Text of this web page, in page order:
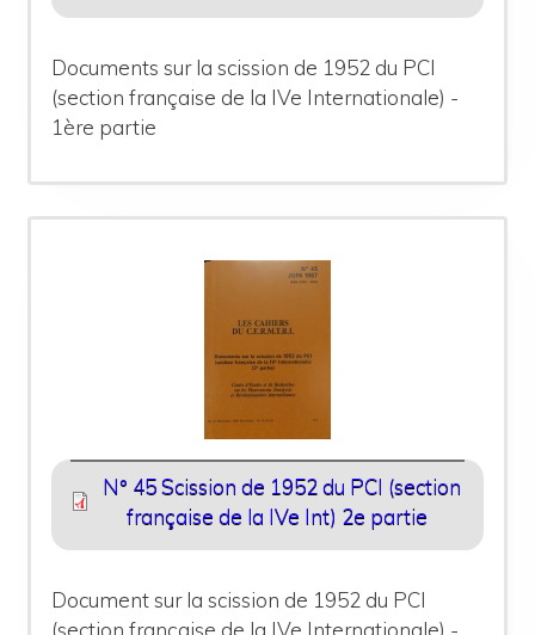
Documents sur la scission de 1952 du PCI
(section française de la IVe Internationale) -
1ère partie
N° 45 Scission de 1952 du PCI (section
française de la IVe Int) 2e partie
Document sur la scission de 1952 du PCI
(section française de la IVe Internationale) -